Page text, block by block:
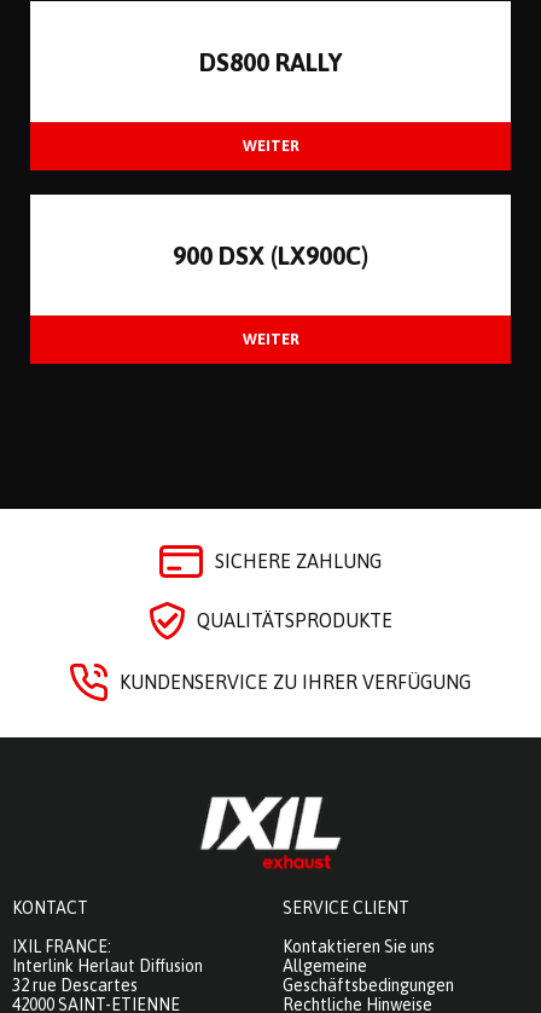
DS800 RALLY
900 DSX (LX900C)
SICHERE ZAHLUNG
QUALITÄTSPRODUKTE
KUNDENSERVICE ZU IHRER VERFÜGUNG
KONTACT
IXIL FRANCE:
Interlink Herlaut Diffusion
32 rue Descartes
42000 SAINT-ETIENNE
SERVICE CLIENT
Kontaktieren Sie uns
Allgemeine
Geschäftsbedingungen
Rechtliche Hinweise